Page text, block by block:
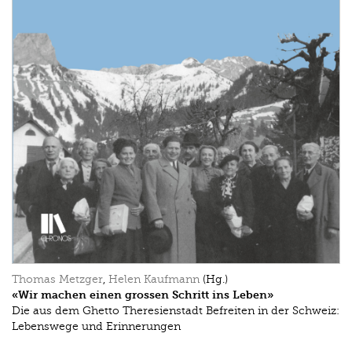
Thomas Metzger, Helen Kaufmann (Hg.)
«Wir machen einen grossen Schritt ins Leben»
Die aus dem Ghetto Theresienstadt Befreiten in der Schweiz:
Lebenswege und Erinnerungen